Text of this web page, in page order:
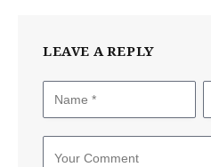
LEAVE A REPLY